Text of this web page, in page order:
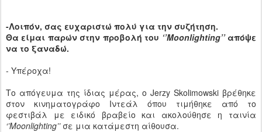
-Λοιπόν, σας ευχαριστώ πολύ για την συζήτηση.
Θα είμαι παρών στην προβολή του ‘’Moonlighting’’απόψε
να το ξαναδώ.
- Υπέροχα!
Το απόγευμα της ίδιας μέρας, ο Jerzy Skolimowski βρέθηκε
στον κινηματογράφο Ιντεάλ όπου τιμήθηκε από το
φεστιβάλ με ειδικό βραβείο και ακολούθησε η ταινία
‘’Moonlighting’’σε μια κατάμεστη αίθουσα.